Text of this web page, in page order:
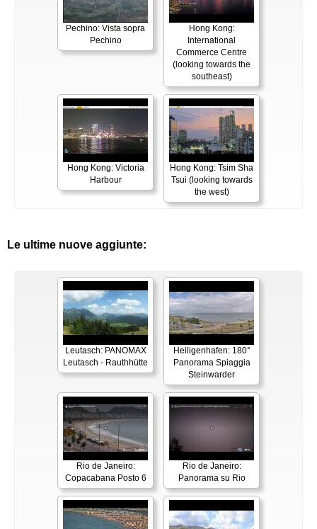
Pechino: Vista sopra
Pechino
Hong Kong:
International
Commerce Centre
(looking towards the
southeast)
Hong Kong: Victoria
Harbour
Hong Kong: Tsim Sha
Tsui (looking towards
the west)
Le ultime nuove aggiunte:
Leutasch: PANOMAX
Leutasch - Rauthhütte
Heiligenhafen: 180°
Panorama Spiaggia
Steinwarder
Rio de Janeiro:
Copacabana Posto 6
Rio de Janeiro:
Panorama su Rio